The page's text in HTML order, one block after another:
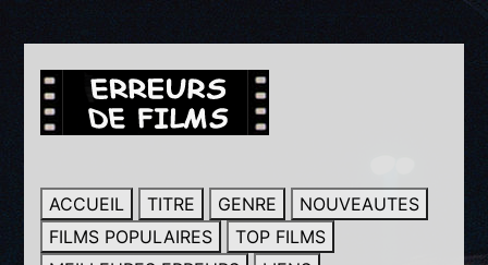
ACCUEIL TITRE GENRE
NOUVEAUTES
FILMS POPULAIRES
TOP FILMS